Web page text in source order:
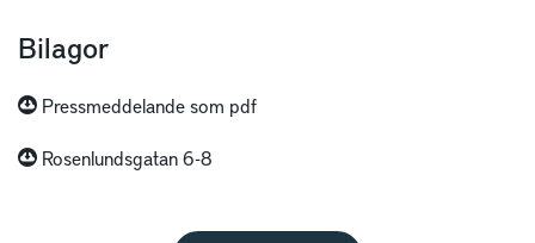
Bilagor
Pressmeddelande som pdf
Rosenlundsgatan 6-8